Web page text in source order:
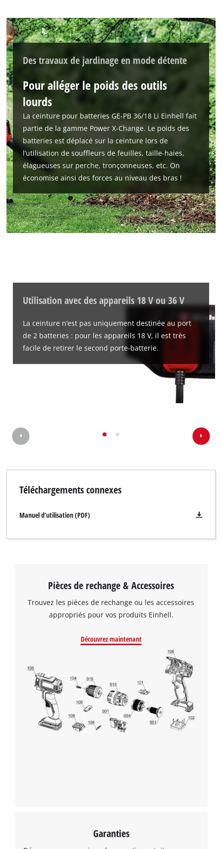
to trackers that are not disclosed to the
visitor. The website owner needs to setup
the site with their CMP to add this content
Usercentrics Consent
Management Platform
Des travaux de jardinage en mode détente
Pour alléger le poids des outils
lourds
La ceinture pour batteries GE-PB 36/18 Li Einhell fait
partie de la gamme Power X-Change. Le poids des
batteries est déplacé sur la ceinture lors de
l’utilisation de souffleurs de feuilles, taille-haies,
élagueuses sur perche, tronçonneuses, etc. On
économise ainsi des forces au niveau des bras !
Utilisation avec des appareils 18 V ou 36 V
La ceinture n’est pas uniquement destinée au port
de 2 batteries : pour les appareils 18 V, il est très
facile de retirer le second porte-batterie.
Téléchargements connexes
Manuel d’utilisation (PDF)
Pièces de rechange & Accessoires
Trouvez les pièces de rechange ou les accessoires
appropriés pour vos produits Einhell.
Découvrez maintenant
Garanties